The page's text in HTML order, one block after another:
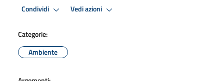
Condividi Vedi azioni
Categorie:
Ambiente